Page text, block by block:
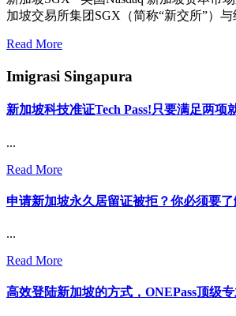
加坡交易所集团SGX（简称“新交所”）与
Read More
Imigrasi Singapura
新加坡科技准证Tech Pass!只要满足两项
...
Read More
申请新加坡永久居留证被拒？你必须要了
...
Read More
高效登陆新加坡的方式，ONEPass顶级专